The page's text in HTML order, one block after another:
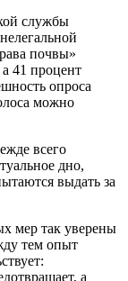
службы
почвы»
41 процент
опроса
можно
всего
дно,
выдать за
мер так уверены
тем опыт
а